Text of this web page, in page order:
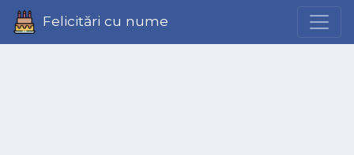
Felicitări cu nume